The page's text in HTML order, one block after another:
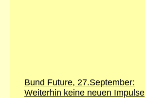
Bund Future, 27.September:
Weiterhin keine neuen Impulse